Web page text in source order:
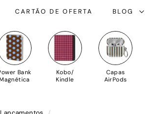
CARTÃO DE OFERTA BLOG
Bank
Kobo/
Kindle
Capas
AirPods